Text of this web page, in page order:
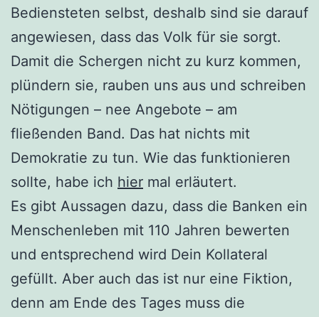
Bediensteten selbst, deshalb sind sie darauf
angewiesen, dass das Volk für sie sorgt.
Damit die Schergen nicht zu kurz kommen,
plündern sie, rauben uns aus und schreiben
Nötigungen – nee Angebote – am
fließenden Band. Das hat nichts mit
Demokratie zu tun. Wie das funktionieren
sollte, habe ich hier mal erläutert.
Es gibt Aussagen dazu, dass die Banken ein
Menschenleben mit 110 Jahren bewerten
und entsprechend wird Dein Kollateral
gefüllt. Aber auch das ist nur eine Fiktion,
denn am Ende des Tages muss die